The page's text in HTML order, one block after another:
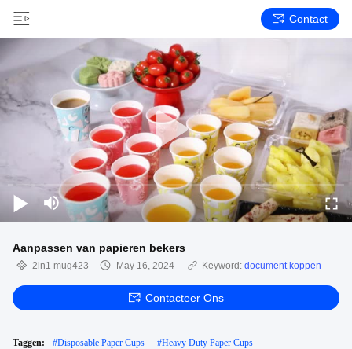
Contact
Aanpassen van papieren bekers
2in1 mug423 May 16, 2024 Keyword: document koppen
Contacteer Ons
Taggen: #Disposable Paper Cups #Heavy Duty Paper Cups